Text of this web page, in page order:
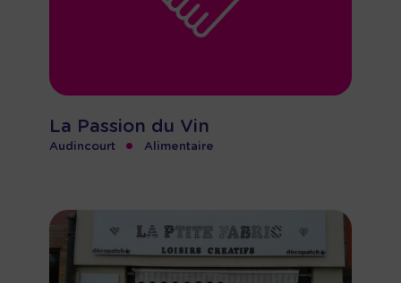
La Passion du Vin
Audincourt • Alimentaire